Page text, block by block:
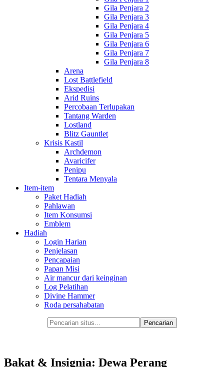
Gila Penjara 2
Gila Penjara 3
Gila Penjara 4
Gila Penjara 5
Gila Penjara 6
Gila Penjara 7
Gila Penjara 8
Arena
Lost Battlefield
Ekspedisi
Arid Ruins
Percobaan Terlupakan
Tantang Warden
Lostland
Blitz Gauntlet
Krisis Kastil
Archdemon
Avaricifer
Penipu
Tentara Menyala
Item-item
Paket Hadiah
Pahlawan
Item Konsumsi
Emblem
Hadiah
Login Harian
Penjelasan
Pencapaian
Papan Misi
Air mancur dari keinginan
Log Pelatihan
Divine Hammer
Roda persahabatan
Bakat & Insignia: Dewa Perang